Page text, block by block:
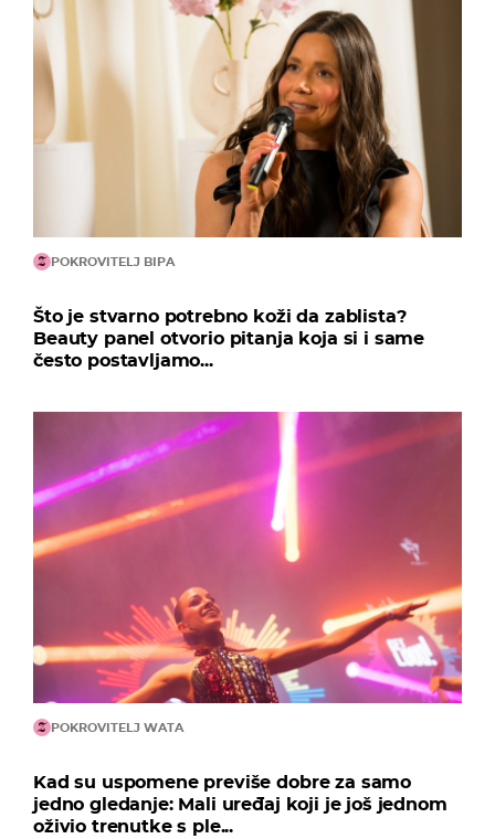
POKROVITELJ BIPA
Što je stvarno potrebno koži da zablista?
Beauty panel otvorio pitanja koja si i same
često postavljamo...
POKROVITELJ WATA
Kad su uspomene previše dobre za samo
jedno gledanje: Mali uređaj koji je još jednom
oživio trenutke s ple...